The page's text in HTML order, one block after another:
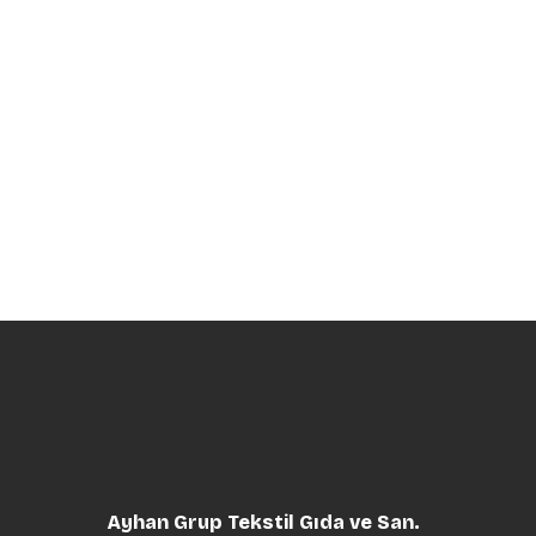
Ayhan Grup Tekstil Gıda ve San.